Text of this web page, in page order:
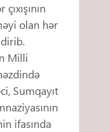
olan hər
Milli
Sumqayıt
ifasında